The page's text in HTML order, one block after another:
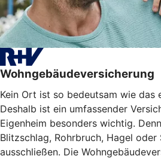
Wohngebäudeversicherung
Kein Ort ist so bedeutsam wie das
Deshalb ist ein umfassender
Eigenheim besonders wichtig.
Blitzschlag, Rohrbruch, Hagel oder
ausschließen. Die